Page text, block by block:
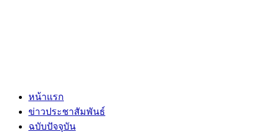
หน้าแรก
ข่าวประชาสัมพันธ์
ฉบับปัจจุบัน